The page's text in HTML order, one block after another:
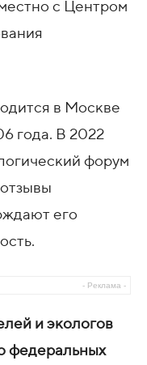
с Центром
в Москве
года. В 2022
форум
его
- Реклама -
и экологов
федеральных